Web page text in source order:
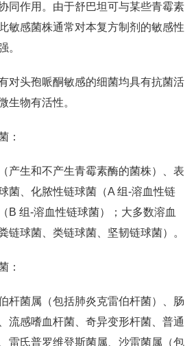
同作用。由于舒巴坦可与某些青霉素
敏感菌株通常对本复方制剂的敏感性
。
对头孢哌酮敏感的细菌均具有抗菌活
生物有活性。
：
产生和不产生青霉素酶的菌株）、表
菌、化脓性链球菌（A 组-溶血性链
B 组-溶血性链球菌）；大多数溶血
链球菌、类链球菌、坚韧链球菌）。
：
杆菌属（包括肺炎克雷伯杆菌）、肠
流感嗜血杆菌、奇异变形杆菌、普通
雷氏普罗维登斯菌属、沙雷菌属（包